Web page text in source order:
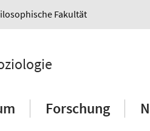
Fakultät
Forschung